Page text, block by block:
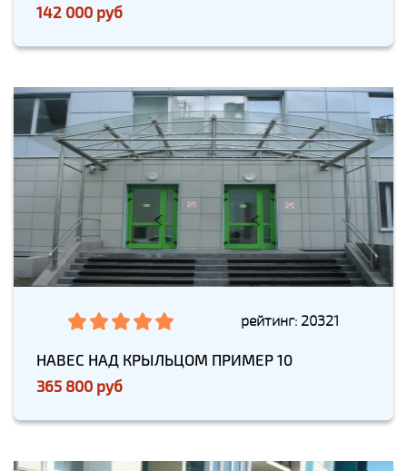
142 000 руб
рейтинг: 20321
НАВЕС НАД КРЫЛЬЦОМ ПРИМЕР 10
365 800 руб